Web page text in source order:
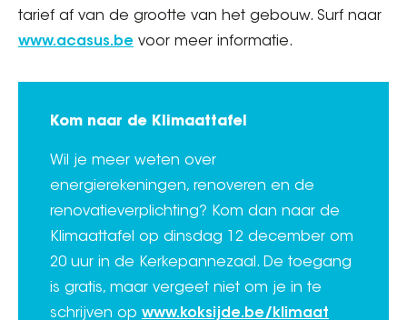
tarief af van de grootte van het gebouw. Surf naar
www.acasus.be voor meer informatie.
Kom naar de Klimaattafel
Wil je meer weten over
energierekeningen, renoveren en de
renovatieverplichting? Kom dan naar de
Klimaattafel op dinsdag 12 december om
20 uur in de Kerkepannezaal. De toegang
is gratis, maar vergeet niet om je in te
schrijven op www.koksijde.be/klimaat